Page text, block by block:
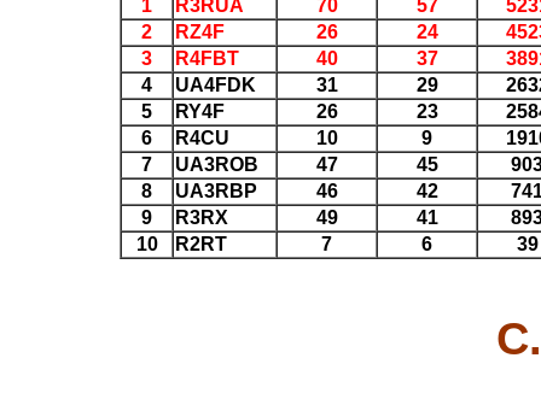
1
R3RUA 70 57
2
RZ4F 26 24
3
R4FBT 40 37
4
UA4FDK 31 29
5
RY4F 26 23
6
R4CU 10 9
7
UA3ROB 47 45
8
UA3RBP 46 42
9
R3RX 49 41
10
R2RT 7 6 39